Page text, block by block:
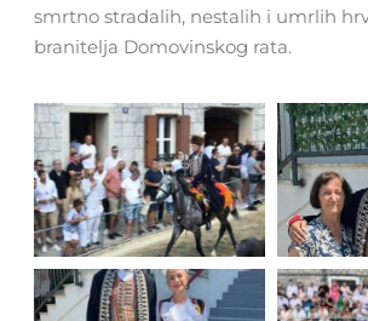
smrtno stradalih, nestalih i umrlih
branitelja Domovinskog rata.